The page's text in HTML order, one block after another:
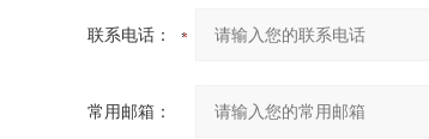
联系电话：
常用邮箱：